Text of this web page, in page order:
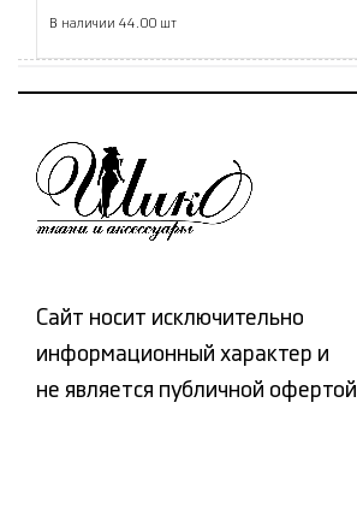
В наличии 44.00 шт
Сайт носит исключительно
информационный характер и
не является публичной офертой